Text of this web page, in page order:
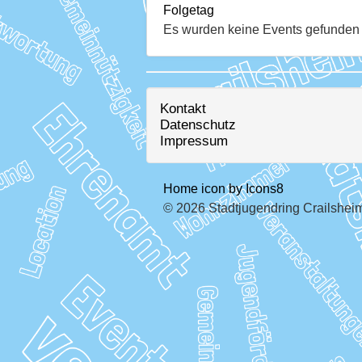
Folgetag
Es wurden keine Events gefunden
Kontakt
Datenschutz
Impressum
Home icon by Icons8
© 2026 Stadtjugendring